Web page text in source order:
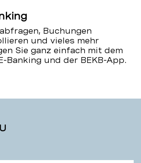
Buchungen
und vieles mehr
Sie ganz einfach mit dem
Banking und der BEKB-App.